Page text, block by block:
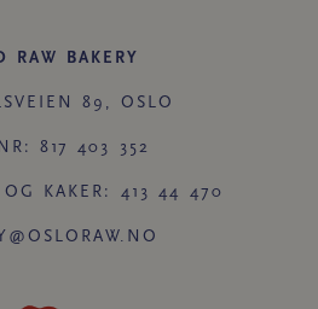
RAW BAKERY
89, OSLO
817 403 352
KAKER: 413 44 470